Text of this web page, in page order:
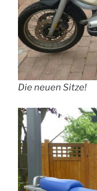
Die neuen Sitze!